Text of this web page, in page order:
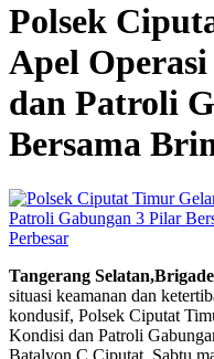
Polsek
Apel
dan Patroli
Bersama
Perbesar
Tangerang
situasi keamanan dan
kondusif, Polsek Ciputat
Kondisi dan Patroli
Batalyon C Ciputat, Sabtu